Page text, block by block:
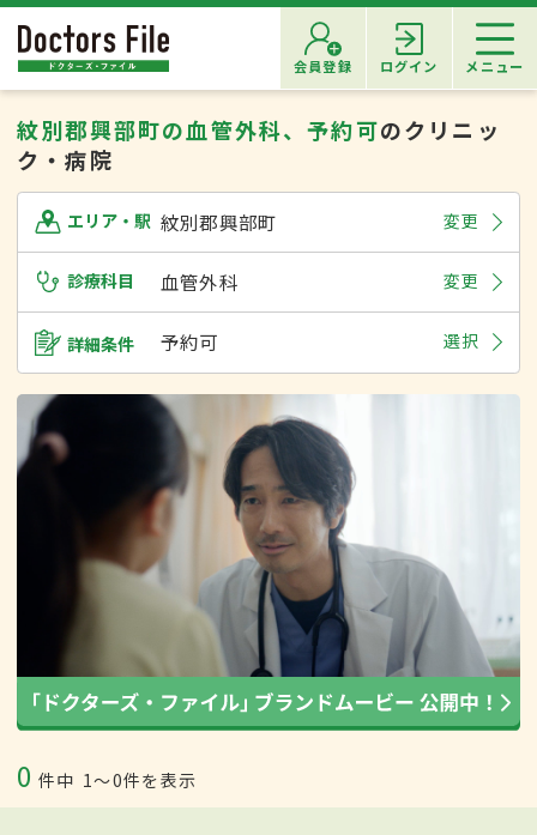
会員登録 ログイン メニュー
紋別郡興部町の血管外科、予約可のクリニッ
ク・病院
エリア・駅 紋別郡興部町 変更
診療科目 血管外科 変更
詳細条件 予約可 選択
0 件中 1〜0件を表示